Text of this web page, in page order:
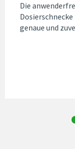
Die
genaue und